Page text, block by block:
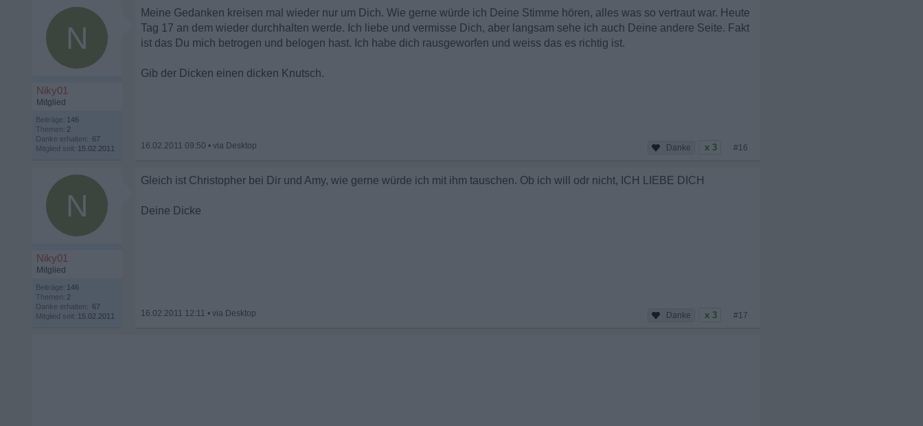
N
Niky01
Mitglied
Beiträge: 146
Themen: 2
Danke erhalten: 67
Mitglied seit: 15.02.2011
Meine Gedanken kreisen mal wieder nur um Dich. Wie gerne würde ich Deine Stimme hören, alles was so vertraut war. Heute
Tag 17 an dem wieder durchhalten werde. Ich liebe und vermisse Dich, aber langsam sehe ich auch Deine andere Seite. Fakt
ist das Du mich betrogen und belogen hast. Ich habe dich rausgeworfen und weiss das es richtig ist.
Gib der Dicken einen dicken Knutsch.
16.02.2011 09:50 • x 3 #16
N
Niky01
Mitglied
Beiträge: 146
Themen: 2
Danke erhalten: 67
Mitglied seit: 15.02.2011
Gleich ist Christopher bei Dir und Amy, wie gerne würde ich mit ihm tauschen. Ob ich will odr nicht, ICH LIEBE DICH
Deine Dicke
16.02.2011 12:11 • x 3 #17